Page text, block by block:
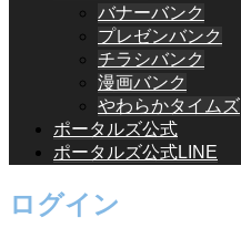
バナーバンク
プレゼンバンク
チラシバンク
漫画バンク
やわらかタイムズ
ポータルズ公式
ポータルズ公式LINE
ログイン